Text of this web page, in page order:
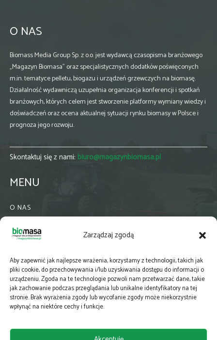
Zarządzaj zgodą
Aby zapewnić jak najlepsze wrażenia, korzystamy z technologii, takich jak
pliki cookie, do przechowywania i/lub uzyskiwania dostępu do informacji o
urządzeniu. Zgoda na te technologie pozwoli nam przetwarzać dane, takie
jak zachowanie podczas przeglądania lub unikalne identyfikatory na tej
stronie. Brak wyrażenia zgody lub wycofanie zgody może niekorzystnie
wpłynąć na niektóre cechy i funkcje.
O NAS
Biomass Media Group Sp. z o.o. jest wydawcą czasopisma branżowego
„Magazyn Biomasa” oraz specjalistycznych dodatków poświęconych
m.in. tematyce pelletu, biogazu i urządzeń grzewczych na biomasę.
Działalność wydawniczą uzupełnia organizacja konferencji i spotkań
branżowych, których celem jest stworzenie platformy wymiany wiedzy i
doświadczeń oraz ocena aktualnej sytuacji rynku biomasy w Polsce i
prognoza jego rozwoju.
Skontaktuj się z nami: biuro@magazynbiomasa.pl
MENU
O NAS
WSPÓŁPRACA
PRENUMERATA
NEWSLETTER
MAPY
E-WYDANIE